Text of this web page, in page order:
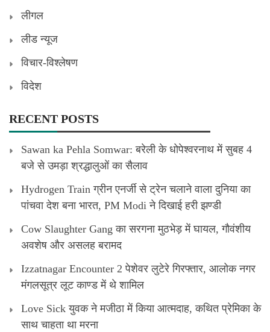
लीगल
लीड न्यूज
विचार-विश्लेषण
विदेश
RECENT POSTS
Sawan ka Pehla Somwar: बरेली के धोपेश्वरनाथ में सुबह 4
बजे से उमड़ा श्रद्धालुओं का सैलाव
Hydrogen Train ग्रीन एनर्जी से ट्रेन चलाने वाला दुनिया का
पांचवा देश बना भारत, PM Modi ने दिखाई हरी झण्डी
Cow Slaughter Gang का सरगना मुठभेड़ में घायल, गौवंशीय
अवशेष और असलह बरामद
Izzatnagar Encounter 2 पेशेवर लुटेरे गिरफ्तार, आलोक नगर
मंगलसूत्र लूट काण्‍ड में थे शामिल
Love Sick युवक ने मजीठा में किया आत्मदाह, कथित प्रेमिका के
साथ चाहता था मरना